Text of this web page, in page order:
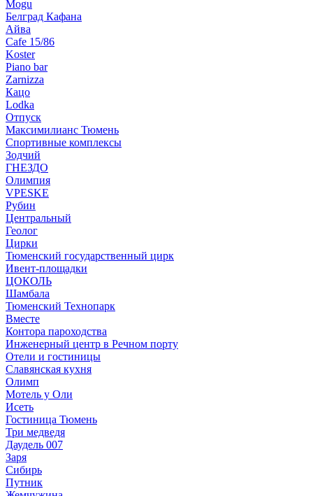
Mogu
Белград Кафана
Айва
Cafe 15/86
Koster
Piano bar
Zarnizza
Кацо
Lodka
Отпуск
Максимилианс Тюмень
Спортивные комплексы
Зодчий
ГНЕЗДО
Олимпия
VPESKE
Рубин
Центральный
Геолог
Цирки
Тюменский государственный цирк
Ивент-площадки
ЦОКОЛЬ
Шамбала
Тюменский Технопарк
Вместе
Контора пароходства
Инженерный центр в Речном порту
Отели и гостиницы
Славянская кухня
Олимп
Мотель у Оли
Исеть
Гостиница Тюмень
Три медведя
Даудель 007
Заря
Сибирь
Путник